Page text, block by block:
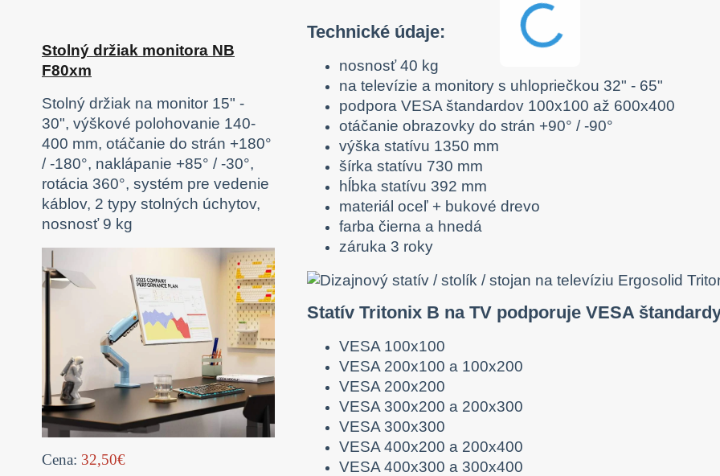
Stolný držiak monitora NB
F80xm
Stolný držiak na monitor 15" -
30", výškové polohovanie 140-
400 mm, otáčanie do strán +180°
/ -180°, naklápanie +85° / -30°,
rotácia 360°, systém pre vedenie
káblov, 2 typy stolných úchytov,
nosnosť 9 kg
Cena: 32,50€
Technické údaje:
nosnosť 40 kg
na televízie a monitory s uhlopriečkou 32" - 65"
podpora VESA štandardov 100x100 až 600x400
otáčanie obrazovky do strán +90° / -90°
výška statívu 1350 mm
šírka statívu 730 mm
hĺbka statívu 392 mm
materiál oceľ + bukové drevo
farba čierna a hnedá
záruka 3 roky
Statív Tritonix B na TV podporuje VESA
VESA 100x100
VESA 200x100 a 100x200
VESA 200x200
VESA 300x200 a 200x300
VESA 300x300
VESA 400x200 a 200x400
VESA 400x300 a 300x400